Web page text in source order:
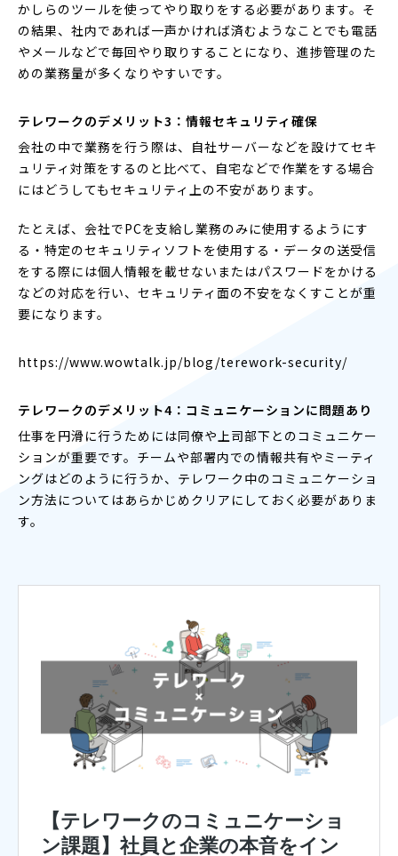
かしらのツールを使ってやり取りをする必要があります。そ
の結果、社内であれば一声かければ済むようなことでも電話
やメールなどで毎回やり取りすることになり、進捗管理のた
めの業務量が多くなりやすいです。
テレワークのデメリット3：情報セキュリティ確保
会社の中で業務を行う際は、自社サーバーなどを設けてセキ
ュリティ対策をするのと比べて、自宅などで作業をする場合
にはどうしてもセキュリティ上の不安があります。
たとえば、会社でPCを支給し業務のみに使用するようにす
る・特定のセキュリティソフトを使用する・データの送受信
をする際には個人情報を載せないまたはパスワードをかける
などの対応を行い、セキュリティ面の不安をなくすことが重
要になります。
https://www.wowtalk.jp/blog/terework-security/
テレワークのデメリット4：コミュニケーションに問題あり
仕事を円滑に行うためには同僚や上司部下とのコミュニケー
ションが重要です。チームや部署内での情報共有やミーティ
ングはどのように行うか、テレワーク中のコミュニケーショ
ン方法についてはあらかじめクリアにしておく必要がありま
す。